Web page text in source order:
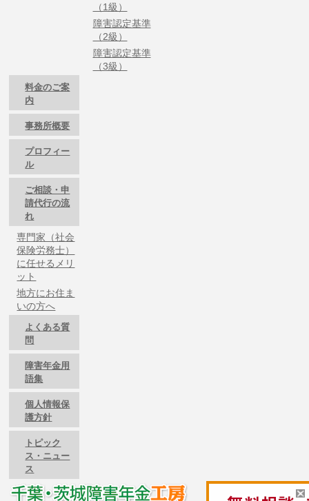
（1級）
障害認定基準
（2級）
障害認定基準
（3級）
料金のご案
内
事務所概要
プロフィー
ル
ご相談・申
請代行の流
れ
専門家（社会
保険労務士）
に任せるメリ
ット
地方にお住ま
いの方へ
よくある質
問
障害年金用
語集
個人情報保
護方針
トピック
ス・ニュー
ス